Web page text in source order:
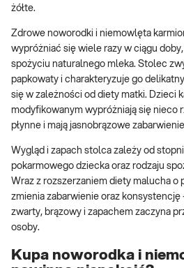
żółte.
Zdrowe noworodki i niemowlęta
wypróżniać się wiele razy w ciągu
spożyciu naturalnego mleka. Stolec
papkowaty i charakteryzuje go
się w zależności od diety matki. Dzieci
modyfikowanym wypróżniają się nieco
płynne i mają jasnobrązowe
Wygląd i zapach stolca zależy od
pokarmowego dziecka oraz rodzaju
Wraz z rozszerzaniem diety malucha o
zmienia zabarwienie oraz konsystencję
zwarty, brązowy i zapachem zaczyna
osoby.
Kupa noworodka i